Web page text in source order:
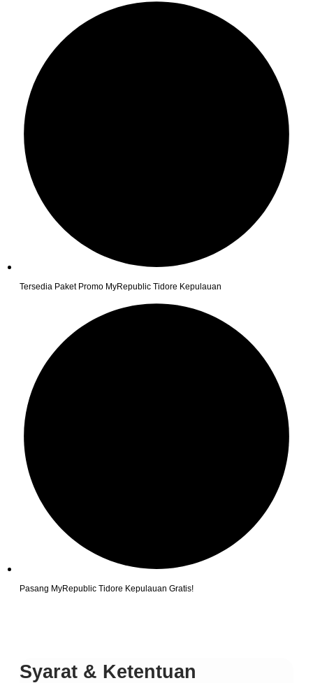
Tersedia Paket Promo MyRepublic Tidore Kepulauan
Pasang MyRepublic Tidore Kepulauan Gratis!
Syarat & Ketentuan